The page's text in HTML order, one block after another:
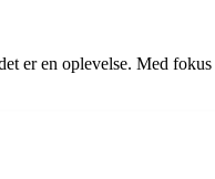
er en oplevelse. Med